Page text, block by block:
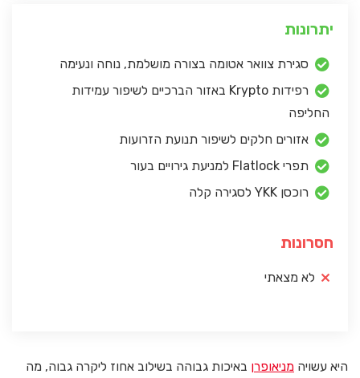
יתרונות
סגירת צוואר אטומה בצורה מושלמת, נוחה ונעימה
רפידות Krypto באזור הברכיים לשיפור עמידות
החליפה
אזורים חלקים לשיפור תנועת הזרועות
תפרי Flatlock למניעת גירויים בעור
רוכסן YKK לסגירה קלה
חסרונות
לא מצאתי
היא עשויה מניאופרן באיכות גבוהה בשילוב אחוז ליקרה גבוה, מה